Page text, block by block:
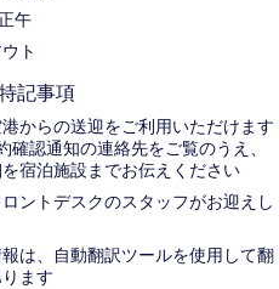
午
ト
記事項
からの送迎をご利用いただけます
確認通知の連絡先をご覧のうえ、
宿泊施設までお伝えください
ントデスクのスタッフがお迎えし
は、自動翻訳ツールを使用して翻
ます